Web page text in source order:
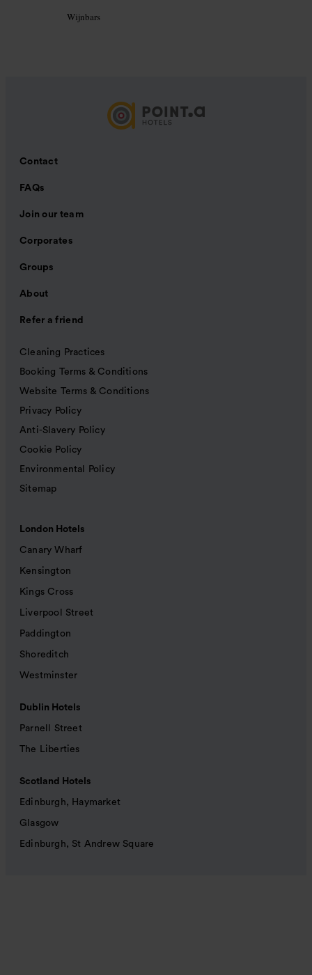
Wijnbars
Contact
FAQs
Join our team
Corporates
Groups
About
Refer a friend
Cleaning Practices
Booking Terms & Conditions
Website Terms & Conditions
Privacy Policy
Anti-Slavery Policy
Cookie Policy
Environmental Policy
Sitemap
London Hotels
Canary Wharf
Kensington
Kings Cross
Liverpool Street
Paddington
Shoreditch
Westminster
Dublin Hotels
Parnell Street
The Liberties
Scotland Hotels
Edinburgh, Haymarket
Glasgow
Edinburgh, St Andrew Square